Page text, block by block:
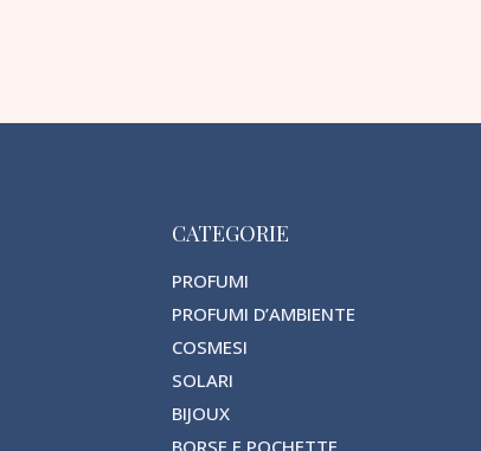
CATEGORIE
PROFUMI
PROFUMI D’AMBIENTE
COSMESI
SOLARI
BIJOUX